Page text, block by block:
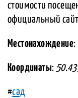
стоимости
официальный
Местонахождение:
Координаты:
#сад